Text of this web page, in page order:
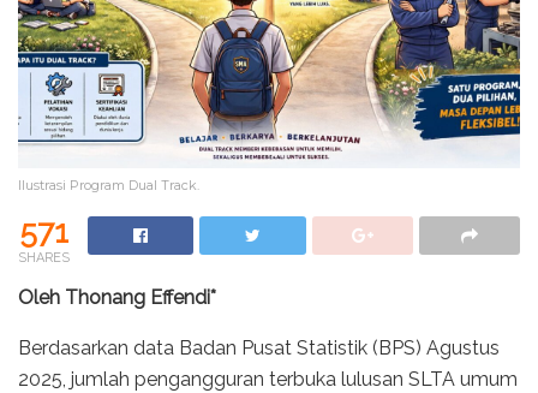
Ilustrasi Program Dual Track.
571
SHARES
Oleh Thonang Effendi*
Berdasarkan data Badan Pusat Statistik (BPS) Agustus
2025, jumlah pengangguran terbuka lulusan SLTA umum